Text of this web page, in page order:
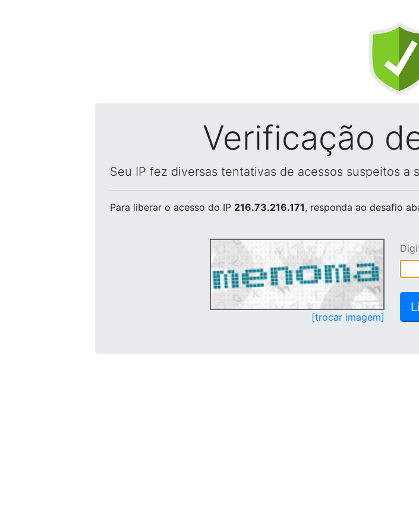
Verificação
Seu IP fez diversas tentativas de acessos suspeitos a
Para liberar o acesso do IP 216.73.216.171, responda ao desafio
[trocar imagem]